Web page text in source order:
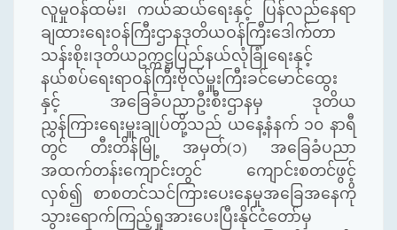
လူမှုဝန်ထမ်း၊ ကယ်ဆယ်ရေးနှင့် ပြန်လည်နေရာ
ချထားရေးဝန်ကြီးဌာနဒုတိယဝန်ကြီးဒေါက်တာ
သန်းစိုး၊ဒုတိယဥက္ကဋ္ဌပြည်နယ်လုံခြုံရေးနှင့်
နယ်စပ်ရေးရာဝန်ကြီးဗိုလ်မှူးကြီးခင်မောင်ထွေး
နှင့် အခြေခံပညာဦးစီးဌာနမှ ဒုတိယ
ညွှန်ကြားရေးမှူးချုပ်တို့သည် ယနေ့နံနက် ၁၀ နာရီ
တွင် တီးတိန်မြို့ အမှတ်(၁) အခြေခံပညာ
အထက်တန်းကျောင်းတွင် ကျောင်းစတင်ဖွင့်
လှစ်၍ စာစတင်သင်ကြားပေးနေမှုအခြေအနေကို
သွားရောက်ကြည့်ရှုအားပေးပြီးနိုင်ငံတော်မှ